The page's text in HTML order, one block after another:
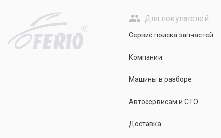
R
Для покупателей
Сервис поиска запчастей
Компании
Машины в разборе
Автосервисам и СТО
Доставка